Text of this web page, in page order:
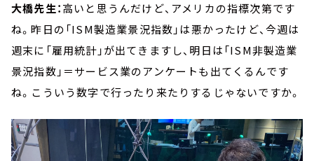
大橋先生：高いと思うんだけど、アメリカの指標次第です
ね。昨日の「ISM製造業景況指数」は悪かったけど、今週は
週末に「雇用統計」が出てきますし、明日は「ISM非製造業
景況指数」＝サービス業のアンケートも出てくるんです
ね。こういう数字で行ったり来たりするじゃないですか。